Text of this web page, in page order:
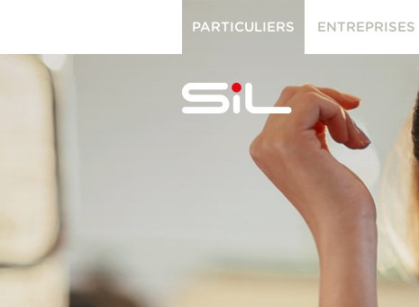
PARTICULIERS ENTREPRISES